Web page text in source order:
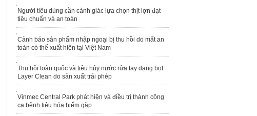
Người tiêu dùng cần cảnh giác lựa chọn thịt lợn đạt
tiêu chuẩn và an toàn
Cảnh báo sản phẩm nhập ngoại bị thu hồi do mất an
toàn có thể xuất hiện tại Việt Nam
Thu hồi toàn quốc và tiêu hủy nước rửa tay dạng bọt
Layer Clean do sản xuất trái phép
Vinmec Central Park phát hiện và điều trị thành công
ca bệnh tiêu hóa hiếm gặp